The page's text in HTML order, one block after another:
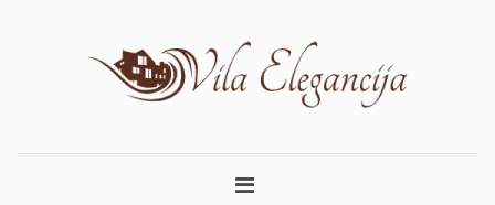
ELEGANCIJA.LT